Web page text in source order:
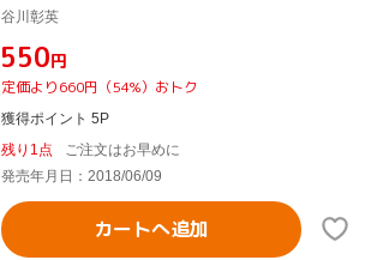
谷川彰英
¥550円
定価より660円（54%）おトク
獲得ポイント 5P
残り1点
ご注文はお早めに
発売年月日：2018/06/09
カートへ追加